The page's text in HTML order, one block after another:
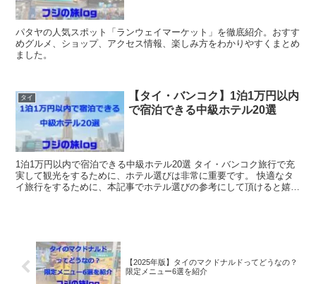
パタヤの人気スポット「ランウェイマーケット」を徹底紹介。おすす
めグルメ、ショップ、アクセス情報、楽しみ方をわかりやすくまとめ
ました。
タイ
【タイ・バンコク】1泊1万円以内
で宿泊できる中級ホテル20選
1泊1万円以内で宿泊できる中級ホテル20選 タイ・バンコク旅行で充
実して観光をするために、ホテル選びは非常に重要です。 快適なタ
イ旅行をするために、本記事でホテル選びの参考にして頂けると嬉し
【2025年版】タイのマクドナルドってどうなの？
限定メニュー6選を紹介